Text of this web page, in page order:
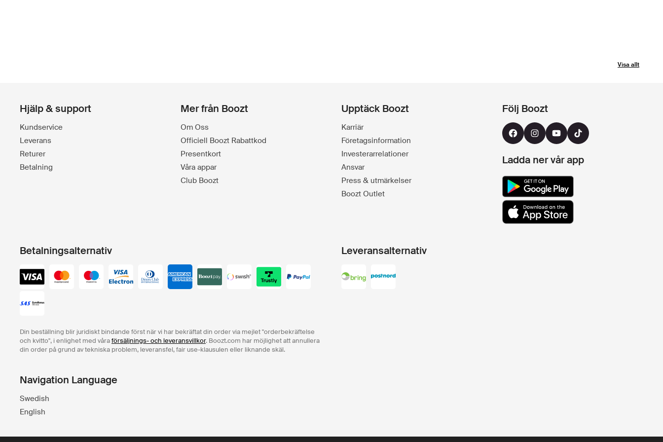
Visa allt
Hjälp & support
Kundservice
Leverans
Returer
Betalning
Mer från Boozt
Om Oss
Officiell Boozt Rabattkod
Presentkort
Våra appar
Club Boozt
Upptäck Boozt
Karriär
Företagsinformation
Investerarrelationer
Ansvar
Press & utmärkelser
Boozt Outlet
Följ Boozt
Ladda ner vår app
Betalningsalternativ
Din beställning blir juridiskt bindande först när vi har bekräftat din order via mejlet "orderbekräftelse
och kvitto", i enlighet med våraförsäljnings- och leveransvillkor. Boozt.com har möjlighet att annullera
din order på grund av tekniska problem, leveransfel, fair use-klausulen eller liknande skäl.
Leveransalternativ
Navigation Language
Swedish
English